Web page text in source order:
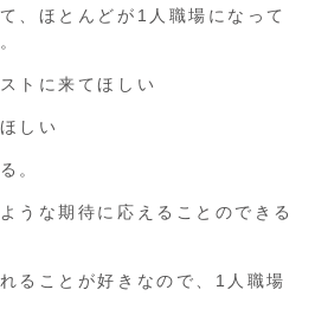
、ほとんどが1人職場になって
トに来てほしい
しい
。
うな期待に応えることのできる
ることが好きなので、1人職場